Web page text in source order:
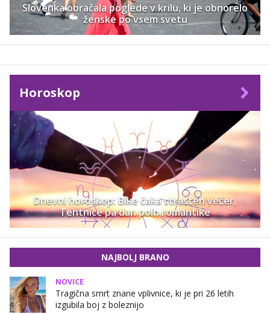
Slovenka obračala poglede v krilu, ki je obnorelo
ženske po vsem svetu
Horoskop
Dnevni horoskop: Bike čaka strasten večer,
Tehtnice pa dan poln romantike
NAJBOLJ BRANO
NOVICE
Tragična smrt znane vplivnice, ki je pri 26 letih
izgubila boj z boleznijo